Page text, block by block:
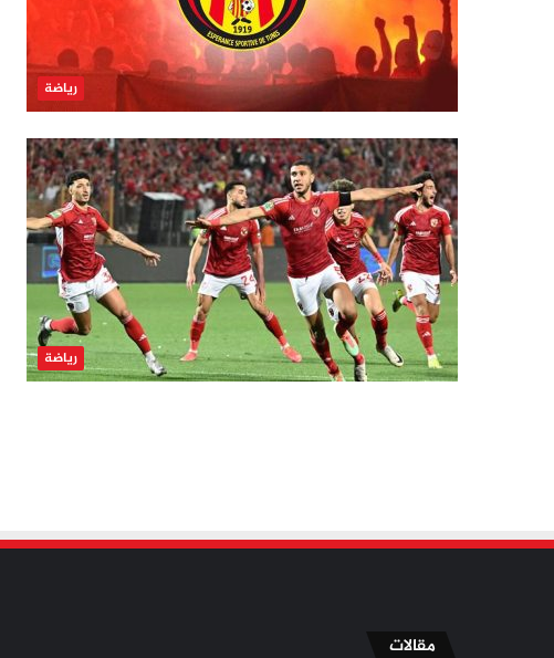
رياضة
رياضة
مقالات